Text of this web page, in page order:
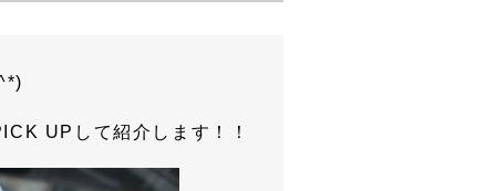
UPして紹介します！！